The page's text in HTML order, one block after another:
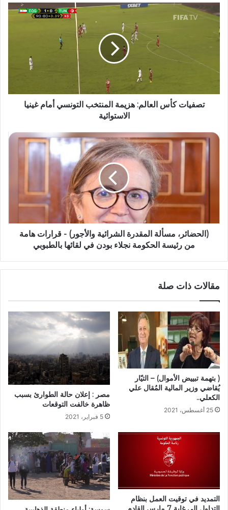
تصفيات كأس العالم: هزيمة المنتخب التونسي أمام غينيا
الاستوائية
(الحضائر، مسألة المقدرة الشرائية والأجور) - قرارات هامة
من رئيسة الحكومة نجلاء بودن في لقائها بالطبوبي
مقالات ذات صلة
( بتهمة تبييض الأموال) – التيّار
يُقاضي وزير المالية المُقال علي
الكعلي..
25 أغسطس، 2021
مصر : إعلان حالة الطوارئ بسبب
ظاهرة خالفت التوقعات
5 فبراير، 2021
التمديد في توقيت العمل بنظام